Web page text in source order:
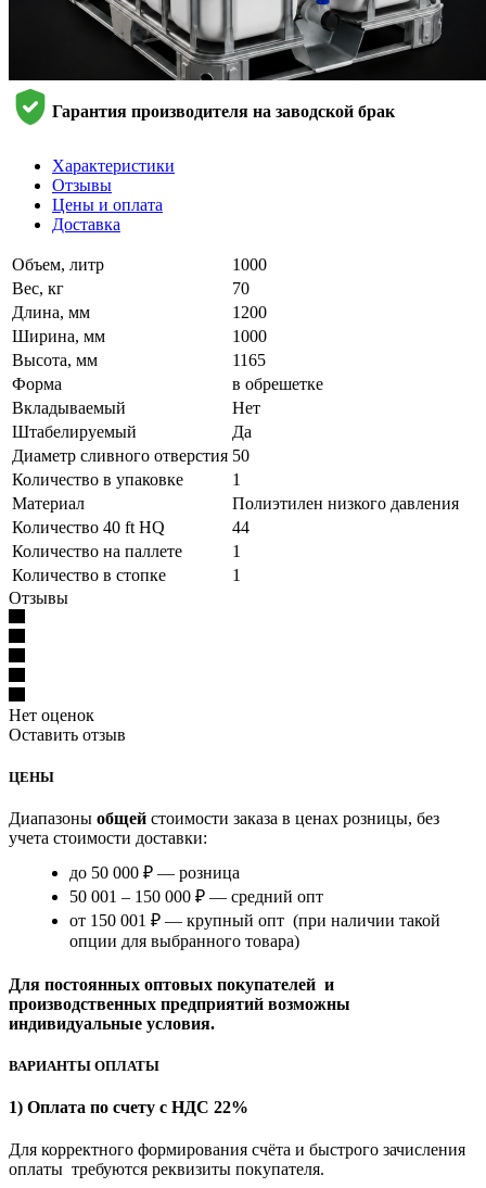
Гарантия производителя на заводской брак
Характеристики
Отзывы
Цены и оплата
Доставка
Объем, литр
1000
Вес, кг
70
Длина, мм
1200
Ширина, мм
1000
Высота, мм
1165
Форма
в обрешетке
Вкладываемый
Нет
Штабелируемый
Да
Диаметр сливного отверстия 50
Количество в упаковке
1
Материал
Полиэтилен низкого давления
Количество 40 ft HQ
44
Количество на паллете
1
Количество в стопке
1
Отзывы
Нет оценок
Оставить отзыв
ЦЕНЫ
Диапазоны общей стоимости заказа в ценах розницы, без
учета стоимости доставки:
до 50 000 ₽ — розница
50 001 – 150 000 ₽ — средний опт
от 150 001 ₽ — крупный опт (при наличии такой
опции для выбранного товара)
Для постоянных оптовых покупателей и
производственных предприятий возможны
индивидуальные условия.
ВАРИАНТЫ ОПЛАТЫ
1) Оплата по счету с НДС 22%
Для корректного формирования счёта и быстрого зачисления
оплаты требуются реквизиты покупателя.